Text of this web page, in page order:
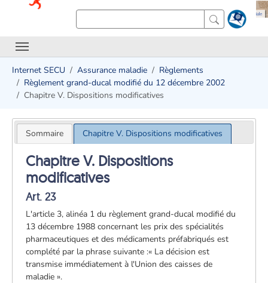
Internet SECU Assurance maladie
Règlements
Règlement grand-ducal modifié du 12 décembre 2002
Chapitre V. Dispositions modificatives
Sommaire Chapitre V. Dispositions modificatives
Chapitre V. Dispositions
modificatives
Art. 23
L'article 3, alinéa 1 du règlement grand-ducal modifié du
13 décembre 1988 concernant les prix des spécialités
pharmaceutiques et des médicaments préfabriqués est
complété par la phrase suivante :« La décision est
transmise immédiatement à l'Union des caisses de
maladie ».